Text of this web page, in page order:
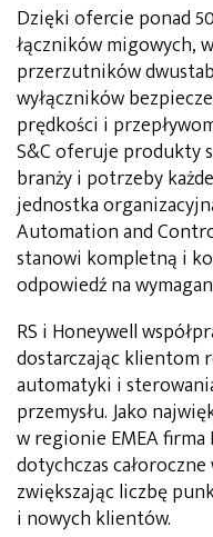
Dzięki ofercie ponad
łączników migowych,
przerzutników
wyłączników
prędkości i
S&C oferuje produkty
branży i potrzeby
jednostka
Automation and
stanowi kompletną i
odpowiedź na
RS i Honeywell
dostarczając klientom
automatyki i
przemysłu. Jako
w regionie EMEA firma
dotychczas całoroczne
zwiększając liczbę
i nowych klientów.